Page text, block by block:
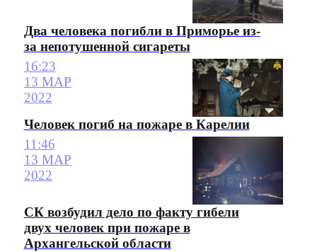
Два человека погибли в Приморье из-
за непотушенной сигареты
16:23
13 МАР
2022
Человек погиб на пожаре в Карелии
11:46
13 МАР
2022
СК возбудил дело по факту гибели
двух человек при пожаре в
Архангельской области